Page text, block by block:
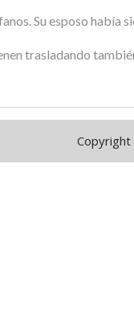
Su esposo había
trasladando
Copyright